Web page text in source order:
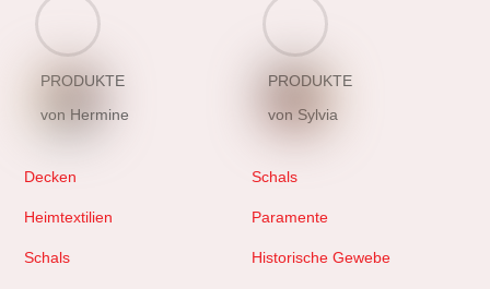
PRODUKTE
von Hermine
Decken
Heimtextilien
Schals
PRODUKTE
von Sylvia
Schals
Paramente
Historische Gewebe